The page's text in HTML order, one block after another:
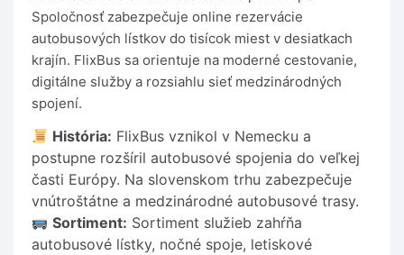
Spoločnosť zabezpečuje online rezervácie
autobusových lístkov do tisícok miest v desiatkach
krajín. FlixBus sa orientuje na moderné cestovanie,
digitálne služby a rozsiahlu sieť medzinárodných
spojení.
História: FlixBus vznikol v Nemecku a
postupne rozšíril autobusové spojenia do veľkej
časti Európy. Na slovenskom trhu zabezpečuje
vnútroštátne a medzinárodné autobusové trasy.
Sortiment: Sortiment služieb zahŕňa
autobusové lístky, nočné spoje, letiskové